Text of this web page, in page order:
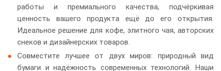
работы и премиального качества, подчёркивая
ценность вашего продукта ещё до его открытия.
Идеальное решение для кофе, элитного чая, авторских
снеков и дизайнерских товаров.
Совместите лучшее от двух миров: природный вид
бумаги и надёжность современных технологий. Наши